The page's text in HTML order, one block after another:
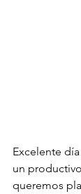
Excelente
un
queremos